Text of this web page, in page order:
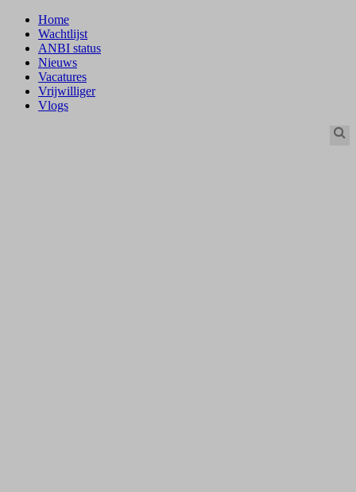
Home
Wachtlijst
ANBI status
Nieuws
Vacatures
Vrijwilliger
Vlogs